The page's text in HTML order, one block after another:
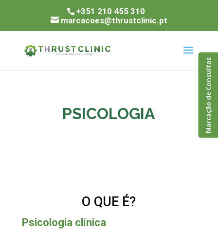
+351 210 455 310
marcacoes@thrustclinic.pt
PSICOLOGIA
O QUE É?
Psicologia clínica
Marcação de Consultas